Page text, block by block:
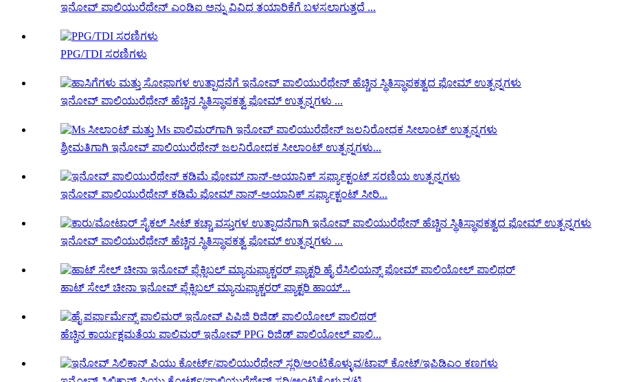
ಇನೋವ್ ಪಾಲಿಯುರೆಥೇನ್ ಎಂಡಿಐ ಅನ್ನು ವಿವಿಧ ತಯಾರಿಕೆಗೆ ಬಳಸಲಾಗುತ್ತದೆ ...
PPG/TDI ಸರಣಿಗಳು
ಇನೋವ್ ಪಾಲಿಯುರೆಥೇನ್ ಹೆಚ್ಚಿನ ಸ್ಥಿತಿಸ್ಥಾಪಕತ್ವ ಫೋಮ್ ಉತ್ಪನ್ನಗಳು ...
ಶ್ರೀಮತಿಗಾಗಿ ಇನೋವ್ ಪಾಲಿಯುರೆಥೇನ್ ಜಲನಿರೋಧಕ ಸೀಲಾಂಟ್ ಉತ್ಪನ್ನಗಳು...
ಇನೋವ್ ಪಾಲಿಯುರೆಥೇನ್ ಕಡಿಮೆ ಫೋಮ್ ನಾನ್-ಅಯಾನಿಕ್ ಸರ್ಫ್ಯಾಕ್ಟಂಟ್ ಸೀರಿ...
ಇನೋವ್ ಪಾಲಿಯುರೆಥೇನ್ ಹೆಚ್ಚಿನ ಸ್ಥಿತಿಸ್ಥಾಪಕತ್ವ ಫೋಮ್ ಉತ್ಪನ್ನಗಳು ...
ಹಾಟ್ ಸೇಲ್ ಚೀನಾ ಇನೋವ್ ಫ್ಲೆಕ್ಸಿಬಲ್ ಮ್ಯಾನುಫ್ಯಾಕ್ಚರರ್ ಫ್ಯಾಕ್ಟರಿ ಹಾಯ್...
ಹೆಚ್ಚಿನ ಕಾರ್ಯಕ್ಷಮತೆಯ ಪಾಲಿಮರ್ ಇನೋವ್ PPG ರಿಜಿಡ್ ಪಾಲಿಯೋಲ್ ಪಾಲಿ...